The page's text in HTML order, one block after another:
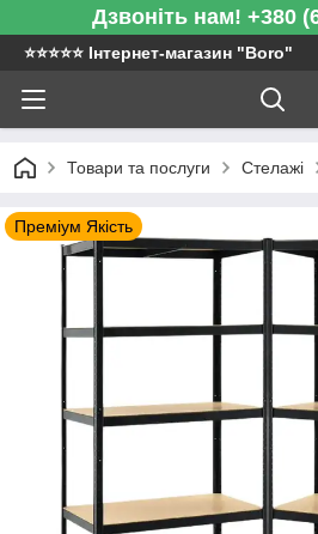
Дзвоніть нам! +380
⭐️⭐️⭐️⭐️⭐️ Інтернет-магазин "Boro"
Товари та послуги Стелажі
Преміум Якість